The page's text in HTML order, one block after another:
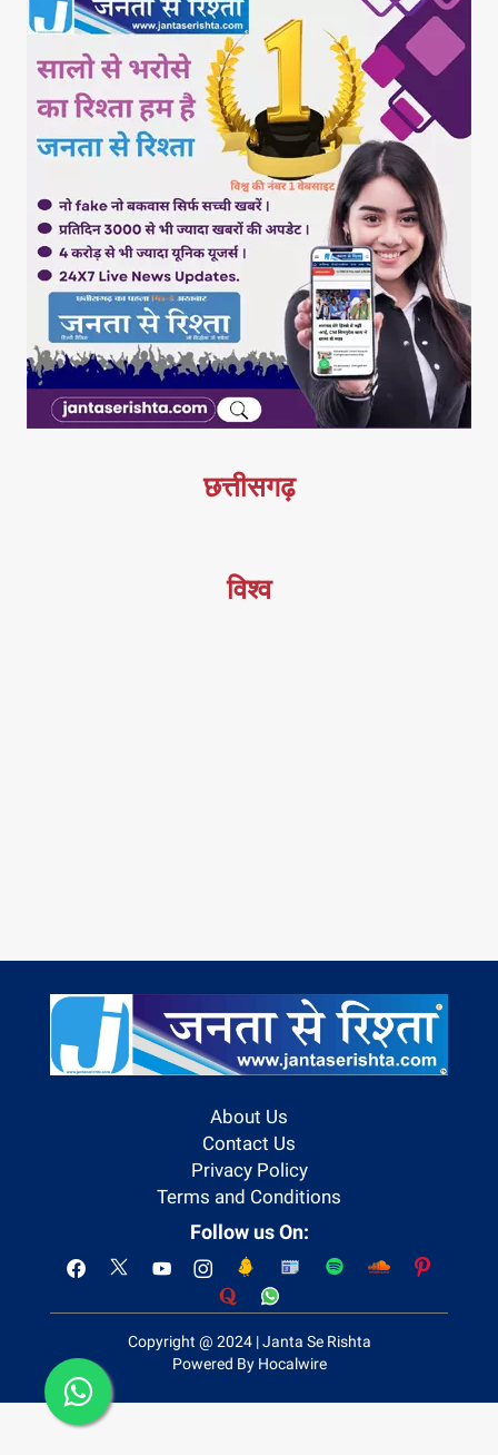
छत्तीसगढ़
विश्व
About Us
Contact Us
Privacy Policy
Terms and Conditions
Follow us On:
Copyright @ 2024 | Janta Se Rishta
Powered By Hocalwire